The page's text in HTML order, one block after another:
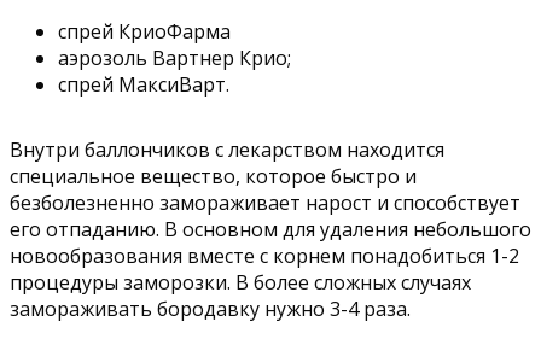
спрей КриоФарма
аэрозоль Вартнер Крио;
спрей МаксиВарт.
Внутри баллончиков с лекарством находится
специальное вещество, которое быстро и
безболезненно замораживает нарост и способствует
его отпаданию. В основном для удаления небольшого
новообразования вместе с корнем понадобиться 1-2
процедуры заморозки. В более сложных случаях
замораживать бородавку нужно 3-4 раза.